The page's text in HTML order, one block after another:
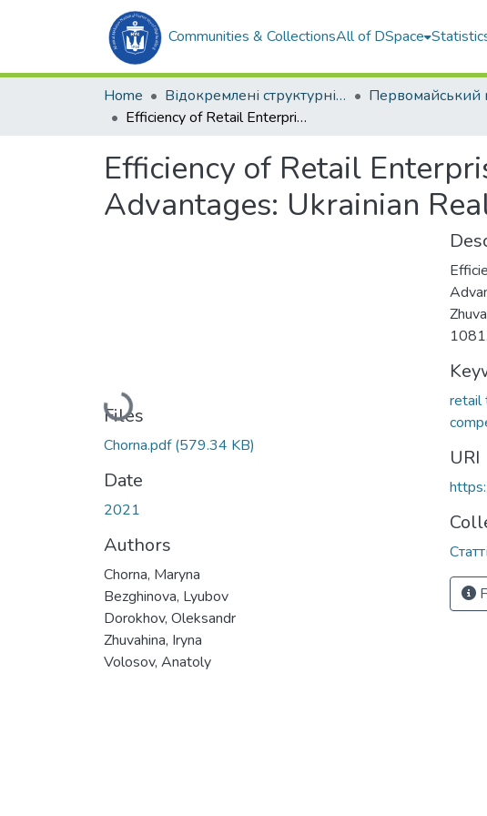
Communities & CollectionsAll of DSpace
Home Відокремлені структурні підрозділи НУК ім. адм. Макарова
Efficiency of Retail Enterprises in Context of Achievement of Competitive Advantages: Ukrainian Realities
Efficiency of Retail
Advantages: Ukrainian
Loading...
Files
Chorna.pdf(579.34 KB)
Date
2021
Authors
Chorna, Maryna
Bezghinova, Lyubov
Dorokhov, Oleksandr
Zhuvahina, Iryna
Volosov, Anatoly
1081.
retail
URI